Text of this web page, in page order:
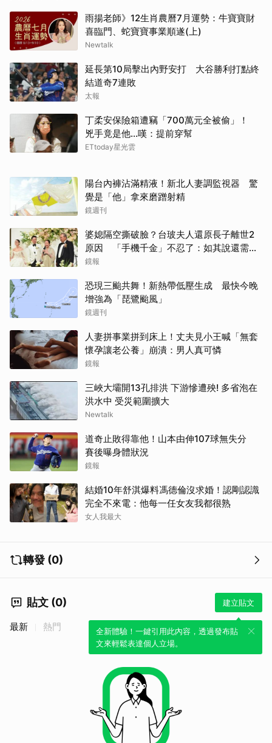
雨揚老師》12生肖農曆7月運勢：牛寶寶財
喜臨門、蛇寶寶事業順遂(上)
Newtalk
延長第10局擊出內野安打 大谷勝利打點終
結道奇7連敗
太報
丁柔安保險箱遭竊「700萬元全被偷」！
兇手竟是他...嘆：提前穿幫
ETtoday星光雲
陽台內褲沾滿精液！新北人妻調監視器 驚
覺是「他」拿來磨蹭射精
鏡週刊
婆媳隔空撕破臉？台玻夫人還原長子離世2
原因 「手機千金」不忍了：如其說還需要
離開嗎？
鏡報
恐現三颱共舞！新熱帶低壓生成 最快今晚
增強為「琵鷺颱風」
鏡週刊
人妻拼事業拼到床上！丈夫見小王喊「無套
懷孕讓老公養」崩潰：男人真可憐
鏡報
三峽大壩開13孔排洪 下游慘遭殃! 多省泡在
洪水中 受災範圍擴大
Newtalk
道奇止敗得靠他！山本由伸107球無失分
賽後曝身體狀況
鏡報
結婚10年舒淇爆料馮德倫沒求婚！認剛認識
完全不來電：他每一任女友我都很熟
女人我最大
轉發 (0)
貼文 (0) 建立貼文
全新體驗！一鍵引用此內容，透過發布貼
文來輕鬆表達個人立場。
最新 熱門